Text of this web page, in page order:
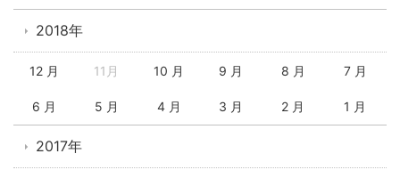
2018年
12 月 11月 10 月 9 月 8 月 7 月
6 月 5 月 4 月 3 月 2 月 1 月
2017年